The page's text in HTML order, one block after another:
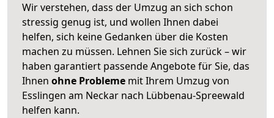
Wir verstehen, dass der Umzug an sich schon
stressig genug ist, und wollen Ihnen dabei
helfen, sich keine Gedanken über die Kosten
machen zu müssen. Lehnen Sie sich zurück – wir
haben garantiert passende Angebote für Sie, das
Ihnen ohne Probleme mit Ihrem Umzug von
Esslingen am Neckar nach Lübbenau-Spreewald
helfen kann.